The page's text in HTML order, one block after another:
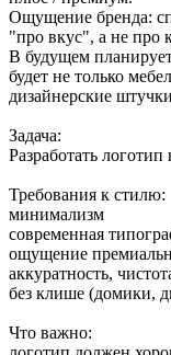
Ощущение бренда:
"про вкус", а не про
В будущем
будет не только
дизайнерские
Задача:
Разработать
Требования к стилю:
минимализм
современная
ощущение
аккуратность,
без клише (домики,
Что важно: